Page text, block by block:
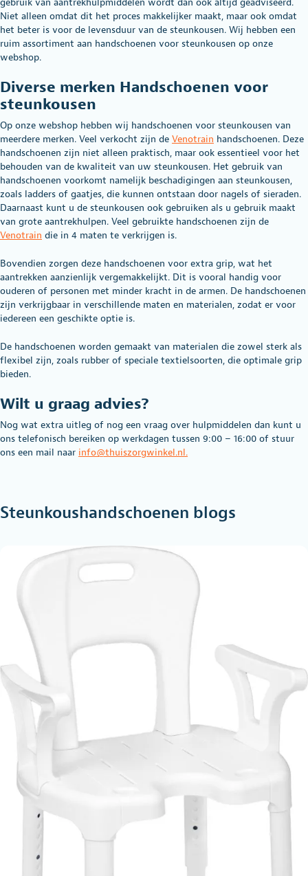
gebruik van aantrekhulpmiddelen wordt dan ook altijd geadviseerd.
Niet alleen omdat dit het proces makkelijker maakt, maar ook omdat
het beter is voor de levensduur van de steunkousen. Wij hebben een
ruim assortiment aan handschoenen voor steunkousen op onze
webshop.
Diverse merken Handschoenen voor
steunkousen
Op onze webshop hebben wij handschoenen voor steunkousen van
meerdere merken. Veel verkocht zijn de Venotrain handschoenen. Deze
handschoenen zijn niet alleen praktisch, maar ook essentieel voor het
behouden van de kwaliteit van uw steunkousen. Het gebruik van
handschoenen voorkomt namelijk beschadigingen aan steunkousen,
zoals ladders of gaatjes, die kunnen ontstaan door nagels of sieraden.
Daarnaast kunt u de steunkousen ook gebruiken als u gebruik maakt
van grote aantrekhulpen. Veel gebruikte handschoenen zijn de
Venotrain die in 4 maten te verkrijgen is.
Bovendien zorgen deze handschoenen voor extra grip, wat het
aantrekken aanzienlijk vergemakkelijkt. Dit is vooral handig voor
ouderen of personen met minder kracht in de armen. De handschoenen
zijn verkrijgbaar in verschillende maten en materialen, zodat er voor
iedereen een geschikte optie is.
De handschoenen worden gemaakt van materialen die zowel sterk als
flexibel zijn, zoals rubber of speciale textielsoorten, die optimale grip
bieden.
Wilt u graag advies?
Nog wat extra uitleg of nog een vraag over hulpmiddelen dan kunt u
ons telefonisch bereiken op werkdagen tussen 9:00 – 16:00 of stuur
ons een mail naar info@thuiszorgwinkel.nl.
Steunkoushandschoenen blogs